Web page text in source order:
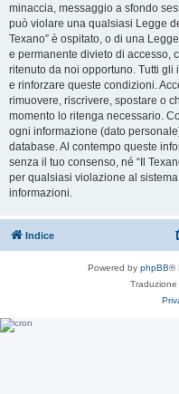
minaccia, messaggio a sfondo
può violare una qualsiasi Legge
Texano” è ospitato, o di una
e permanente divieto di accesso,
ritenuto da noi opportuno. Tutti
e rinforzare queste condizioni.
rimuovere, riscrivere, spostare o
momento lo ritenga necessario.
ogni informazione (dato
database. Al contempo queste
senza il tuo consenso, né “Il
per qualsiasi violazione al
informazioni.
Indice
Powered by phpBB®
Traduzione